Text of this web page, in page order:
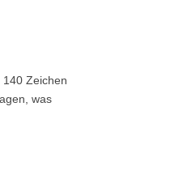
140 Zeichen
was